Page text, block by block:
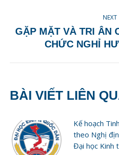
NEXT
GẶP MẶT VÀ TRI ÂN
CHỨC NGHỈ
BÀI VIẾT LIÊN
Kế hoạch
theo Nghị
Đại học Kinh